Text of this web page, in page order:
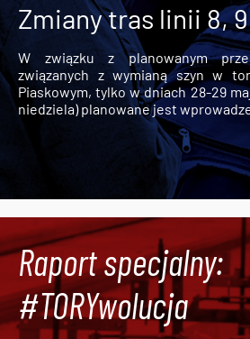
Zmiany tras linii 8, 9,
W związku z planowanym
związanych z wymianą szyn w
Piaskowym, tylko w dniach 28-29
niedziela) planowane jest
Raport specjalny:
#TORYwolucja